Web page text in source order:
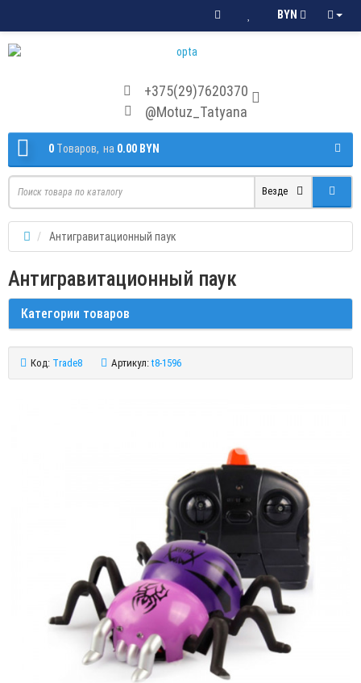
BYN
+375(29)7620370
@Motuz_Tatyana
0 Tоваров, на 0.00 BYN
Везде
Антигравитационный паук
Антигравитационный паук
Категории товаров
Код: Trade8 Артикул: t8-1596